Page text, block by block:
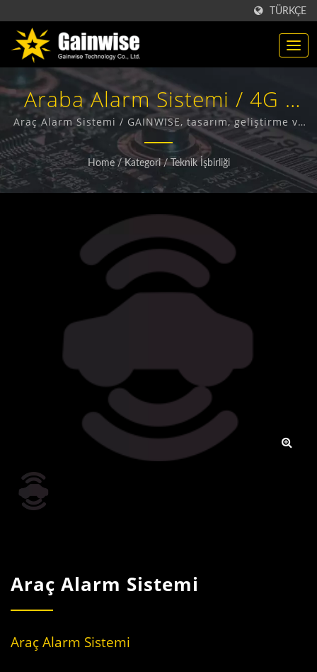
TÜRKÇE
Araba Alarm Sistemi / 4G /
5G Kablosuz Ürünler
Üreticisi | Gainwise
Technology Co., Ltd.
Araç Alarm Sistemi / GAINWISE, tasarım, geliştirme ve
Sabit Kablosuz Terminal, 4G Kapı İnterkom, 4G Kapı
Açıcı ve 4G Duman Dedektörü üretimi konusunda
uzmanlaşmış bir üretici ve ihracatçıdır.
Home / Kategori / Teknik İşbirliği
Araç Alarm Sistemi
Araç Alarm Sistemi